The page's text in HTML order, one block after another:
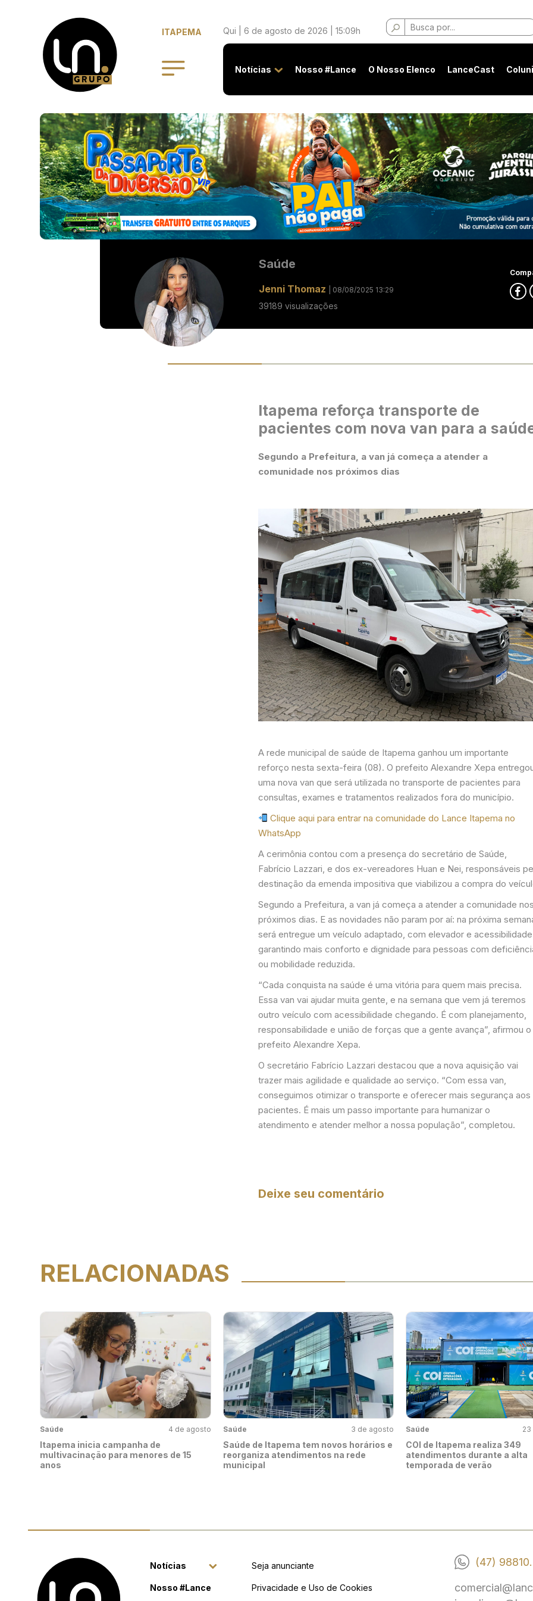
ITAPEMA Qui | 6 de agosto de 2026 | 15:09h
Buscar
por:
Notícias Nosso #Lance O Nosso Elenco LanceCast
Saúde
Jenni Thomaz | 08/08/2025 13:29
39189 visualizações
Itapema reforça transporte de
pacientes com nova van para a
Segundo a Prefeitura, a van já começa a atender a
comunidade nos próximos dias
A rede municipal de saúde de Itapema ganhou um importante
reforço nesta sexta-feira (08). O prefeito Alexandre Xepa
uma nova van que será utilizada no transporte de pacientes para
consultas, exames e tratamentos realizados fora do município.
Clique aqui para entrar na comunidade do Lance Itapema no
WhatsApp
A cerimônia contou com a presença do secretário de Saúde,
Fabrício Lazzari, e dos ex-vereadores Huan e Nei, responsáveis
destinação da emenda impositiva que viabilizou a compra do
Segundo a Prefeitura, a van já começa a atender a comunidade
próximos dias. E as novidades não param por aí: na próxima
será entregue um veículo adaptado, com elevador e
garantindo mais conforto e dignidade para pessoas com
ou mobilidade reduzida.
“Cada conquista na saúde é uma vitória para quem mais precisa.
Essa van vai ajudar muita gente, e na semana que vem já teremos
outro veículo com acessibilidade chegando. É com planejamento,
responsabilidade e união de forças que a gente avança”, afirmou o
prefeito Alexandre Xepa.
O secretário Fabrício Lazzari destacou que a nova aquisição vai
trazer mais agilidade e qualidade ao serviço. “Com essa van,
conseguimos otimizar o transporte e oferecer mais segurança aos
pacientes. É mais um passo importante para humanizar o
atendimento e atender melhor a nossa população”, completou.
Deixe seu comentário
RELACIONADAS
Saúde 4 de agosto
Itapema inicia campanha de
multivacinação para menores de 15
anos
Saúde 3 de agosto
Saúde de Itapema tem novos horários e
reorganiza atendimentos na rede
municipal
Saúde
COI de Itapema realiza 349
atendimentos durante a alta
temporada de verão
Notícias
Nosso #Lance
Seja anunciante
Privacidade e Uso de Cookies
(47)